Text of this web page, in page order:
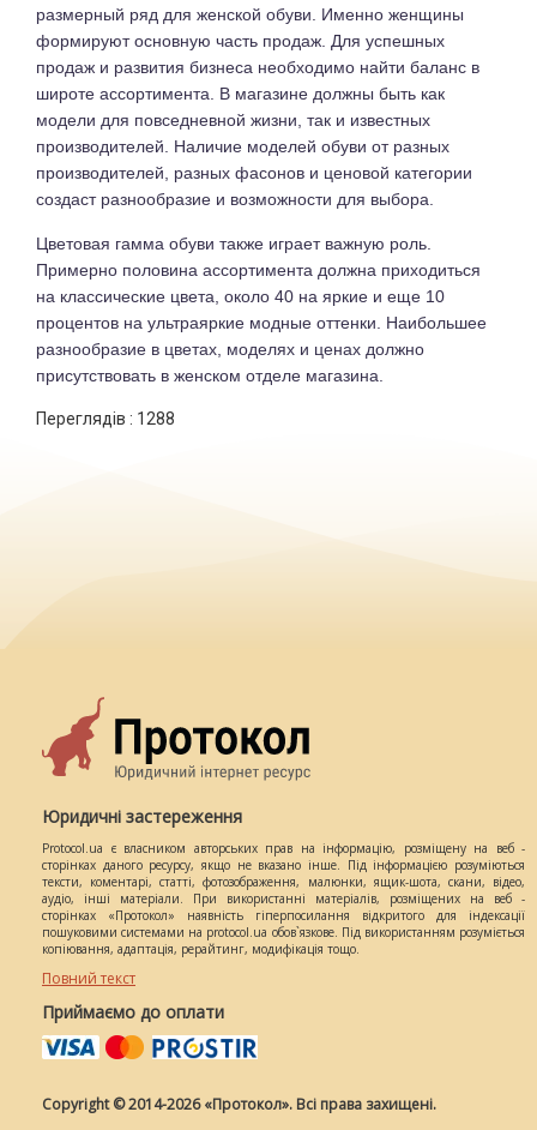
размерный ряд для женской обуви. Именно женщины
формируют основную часть продаж. Для успешных
продаж и развития бизнеса необходимо найти баланс в
широте ассортимента. В магазине должны быть как
модели для повседневной жизни, так и известных
производителей. Наличие моделей обуви от разных
производителей, разных фасонов и ценовой категории
создаст разнообразие и возможности для выбора.
Цветовая гамма обуви также играет важную роль.
Примерно половина ассортимента должна приходиться
на классические цвета, около 40 на яркие и еще 10
процентов на ультраяркие модные оттенки. Наибольшее
разнообразие в цветах, моделях и ценах должно
присутствовать в женском отделе магазина.
Переглядів : 1288
Юридичні застереження
Protocol.ua є власником авторських прав на інформацію, розміщену на веб -
сторінках даного ресурсу, якщо не вказано інше. Під інформацією розуміються
тексти, коментарі, статті, фотозображення, малюнки, ящик-шота, скани, відео,
аудіо, інші матеріали. При використанні матеріалів, розміщених на веб -
сторінках «Протокол» наявність гіперпосилання відкритого для індексації
пошуковими системами на protocol.ua обов`язкове. Під використанням розуміється
копіювання, адаптація, рерайтинг, модифікація тощо.
Повний текст
Приймаємо до оплати
Copyright © 2014-2026 «Протокол». Всі права захищені.